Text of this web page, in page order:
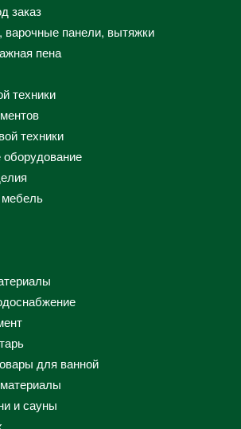
заказ
варочные панели, вытяжки
пена
техники
техники
мебель
для ванной
и сауны